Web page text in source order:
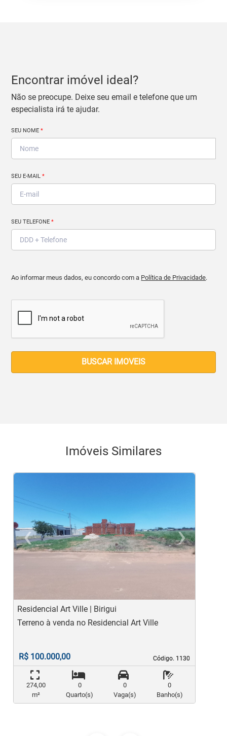
Encontrar imóvel ideal?
Não se preocupe. Deixe seu email e telefone que um
especialista irá te ajudar.
SEU NOME*
SEU E-MAIL*
SEU TELEFONE*
Ao informar meus dados, eu concordo com a Política de Privacidade.
BUSCAR IMOVEIS
Imóveis Similares
‹
Previous
›
Residencial Art Ville | Birigui
Código. 1130
Código. 1130
Terreno à venda no Residencial Art Ville
R$ 100.000,00
274,00
m²
0
Quarto(s)
0
Vaga(s)
0
Banho(s)